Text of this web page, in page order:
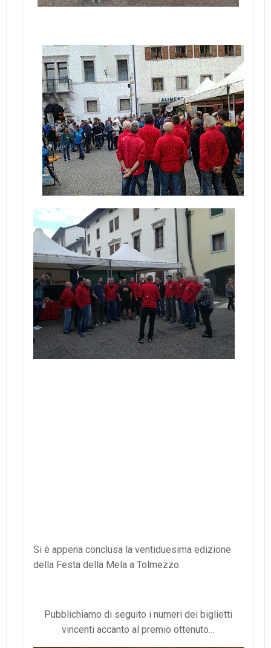
Si è appena conclusa la ventiduesima edizione
della Festa della Mela a Tolmezzo.
Pubblichiamo di seguito i numeri dei biglietti
vincenti accanto al premio ottenuto…